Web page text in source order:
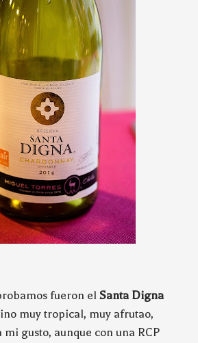
fueron el Santa Digna
muy tropical, muy afrutao,
gusto, aunque con una RCP